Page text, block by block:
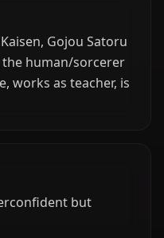
Gojou Satoru
the human/sorcerer
works as teacher, is
but